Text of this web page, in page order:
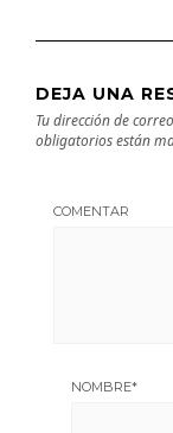
DEJA UNA
Tu dirección de
obligatorios están
COMENTAR
NOMBRE*